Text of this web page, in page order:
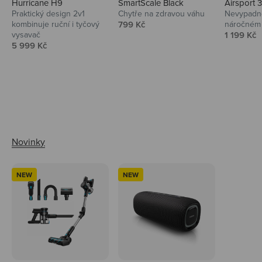
Hurricane H9
Praktický design 2v1
kombinuje ruční i tyčový
vysavač
Prodejní cena
5 999 Kč
SmartScale Black
Chytře na zdravou váhu
Prodejní cena
799 Kč
Airsport
Prodejní
1 199 Kč
NEW NEW